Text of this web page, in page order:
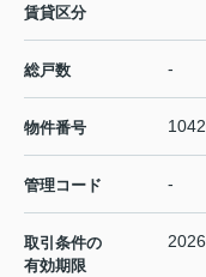
賃貸区分
総戸数 -
物件番号
管理コード -
取引条件の
有効期限